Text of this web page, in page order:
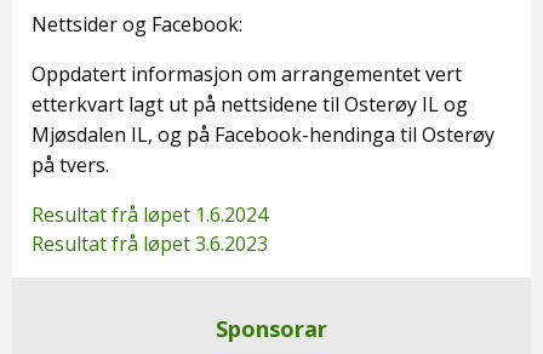
Nettsider og Facebook:
Oppdatert informasjon om arrangementet vert
etterkvart lagt ut på nettsidene til Osterøy IL og
Mjøsdalen IL, og på Facebook-hendinga til Osterøy
på tvers.
Resultat frå løpet 1.6.2024
Resultat frå løpet 3.6.2023
Sponsorar